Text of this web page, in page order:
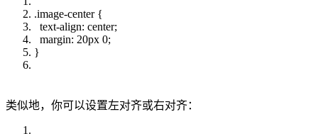
.image-center {
text-align: center;
margin: 20px 0;
}
类似地，你可以设置左对齐或右对齐：